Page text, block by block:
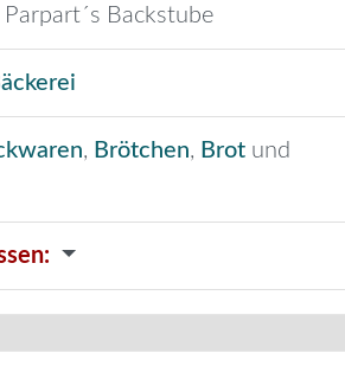
Parpart´s Backstube
, Brötchen, Brot und
: